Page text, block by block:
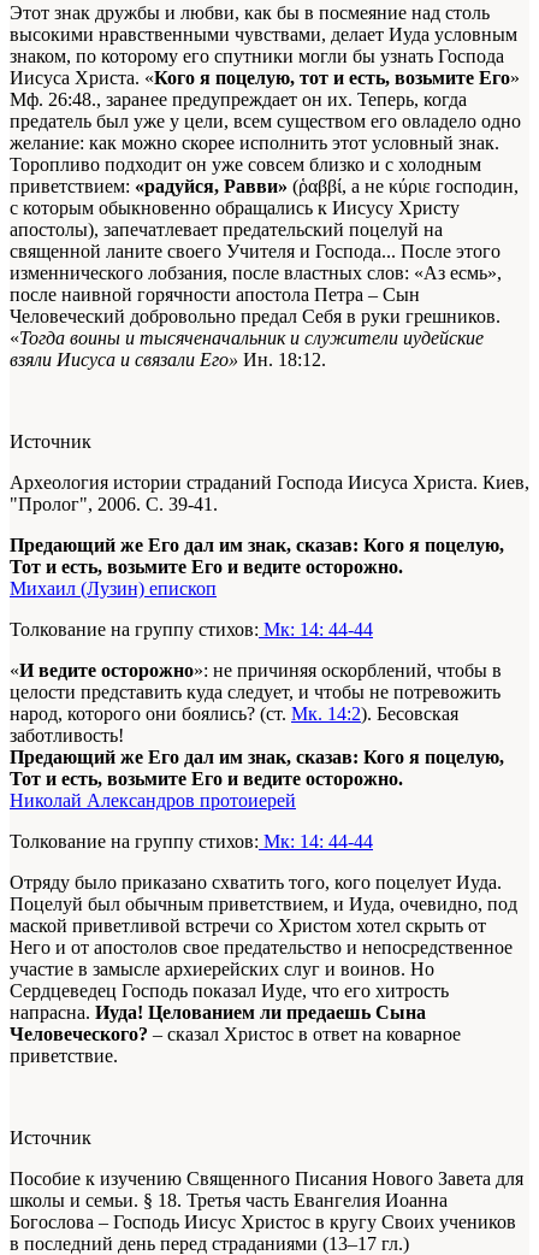
Этот знак дружбы и любви, как бы в посмеяние над столь
высокими нравственными чувствами, делает Иуда условным
знаком, по которому его спутники могли бы узнать Господа
Иисуса Христа. «Кого я поцелую, тот и есть, возьмите Его»
Мф. 26:48., заранее предупреждает он их. Теперь, когда
предатель был уже у цели, всем существом его овладело одно
желание: как можно скорее исполнить этот условный знак.
Торопливо подходит он уже совсем близко и с холодным
приветствием: «радуйся, Равви» (ῥαββί, а не κύριε господин,
с которым обыкновенно обращались к Иисусу Христу
апостолы), запечатлевает предательский поцелуй на
священной ланите своего Учителя и Господа... После этого
изменнического лобзания, после властных слов: «Аз есмь»,
после наивной горячности апостола Петра – Сын
Человеческий добровольно предал Себя в руки грешников.
«Тогда воины и тысяченачальник и служители иудейские
взяли Иисуса и связали Его» Ин. 18:12.
Источник
Археология истории страданий Господа Иисуса Христа. Киев,
"Пролог", 2006. С. 39-41.
Предающий же Его дал им знак, сказав: Кого я поцелую,
Тот и есть, возьмите Его и ведите осторожно.
Михаил (Лузин) епископ
Толкование на группу стихов: Мк: 14: 44-44
«И ведите осторожно»: не причиняя оскорблений, чтобы в
целости представить куда следует, и чтобы не потревожить
народ, которого они боялись? (ст. Мк. 14:2). Бесовская
заботливость!
Предающий же Его дал им знак, сказав: Кого я поцелую,
Тот и есть, возьмите Его и ведите осторожно.
Николай Александров протоиерей
Толкование на группу стихов: Мк: 14: 44-44
Отряду было приказано схватить того, кого поцелует Иуда.
Поцелуй был обычным приветствием, и Иуда, очевидно, под
маской приветливой встречи со Христом хотел скрыть от
Него и от апостолов свое предательство и непосредственное
участие в замысле архиерейских слуг и воинов. Но
Сердцеведец Господь показал Иуде, что его хитрость
напрасна. Иуда! Целованием ли предаешь Сына
Человеческого? – сказал Христос в ответ на коварное
приветствие.
Источник
Пособие к изучению Священного Писания Нового Завета для
школы и семьи. § 18. Третья часть Евангелия Иоанна
Богослова – Господь Иисус Христос в кругу Своих учеников
в последний день перед страданиями (13–17 гл.)